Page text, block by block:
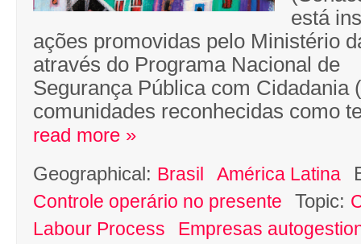
está
ações promovidas pelo Ministério
através do Programa Nacional de
Segurança Pública com Cidadania
comunidades reconhecidas como
read more »
Geographical: Brasil América Latina
Controle operário no presente Topic:
Labour Process
Empresas